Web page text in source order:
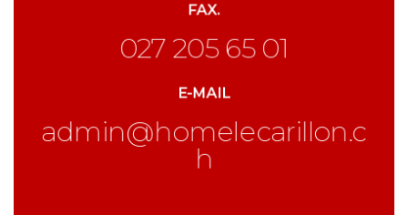
FAX.
027 205 65 01
E-MAIL
admin@homelecarillon.c
h